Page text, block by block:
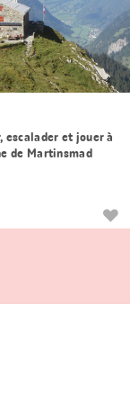
escalader et jouer à
de Martinsmad